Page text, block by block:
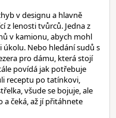
v designu a hlavně
z lenosti tvůrců. Jedna z
v kamionu, abych mohl
úkolu. Nebo hledání sudů s
pro dámu, která stojí
povídá jak potřebuje
receptu po tatínkovi,
všude se bojuje, ale
a čeká, až jí přitáhnete